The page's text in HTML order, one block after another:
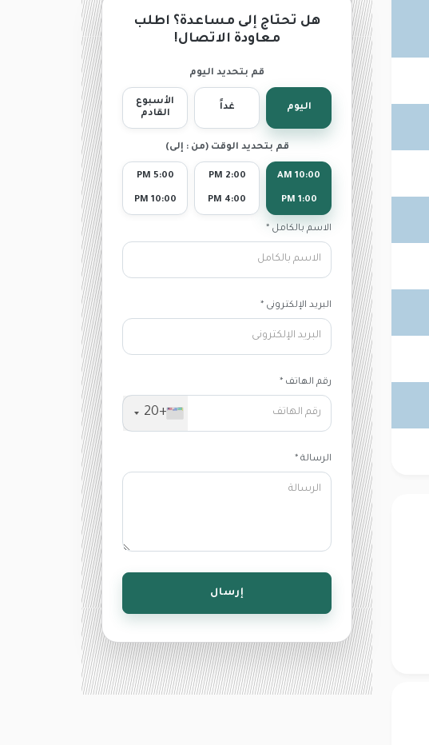
هل تحتاج إلى مساعدة؟ اطلب
معاودة الاتصال!
قم بتحديد اليوم
اليوم غداً
الأسبوع
القادم
قم بتحديد الوقت (من : إلى)
10:00 AM
1:00 PM
2:00 PM
4:00 PM
5:00 PM
10:00 PM
الاسم بالكامل *
البريد الإلكترونى *
رقم الهاتف *
+20
الرسالة *
إرسال